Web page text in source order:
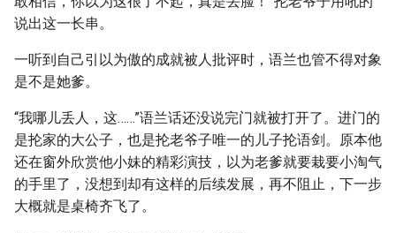
说出这一长串。
一听到自己引以为傲的成就被人批评时，语兰也管不得对象
是不是她爹。
“我哪儿丢人，这……”语兰话还没说完门就被打开了。进门的
是抡家的大公子，也是抡老爷子唯一的儿子抡语剑。原本他
还在窗外欣赏他小妹的精彩演技，以为老爹就要栽要小淘气
的手里了，没想到却有这样的后续发展，再不阻止，下一步
大概就是桌椅齐飞了。